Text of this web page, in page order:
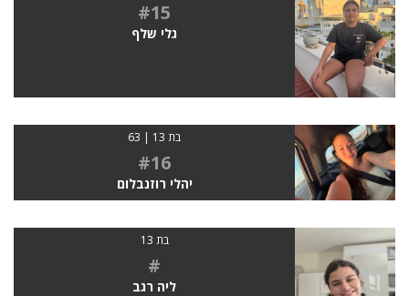
#15
גלי שלף
בת 13 | 63
#16
יהלי רוזנבלום
בת 13
#
ליה רגב